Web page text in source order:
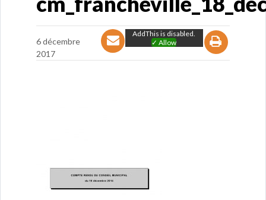
6 décembre
2017
AddThis is disabled.
✓ Allow